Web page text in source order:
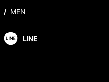
/ MEN
LINE